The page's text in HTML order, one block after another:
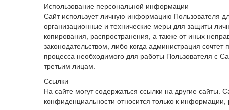
Использование персональной информации
Сайт использует личную информацию Пользователя
организационные и технические меры для защиты
копирования, распространения, а также от иных
законодательством, либо когда администрация
процесса необходимого для работы Пользователя с
третьим лицам.
Ссылки
На сайте могут содержаться ссылки на другие сайты.
конфиденциальности относится только к